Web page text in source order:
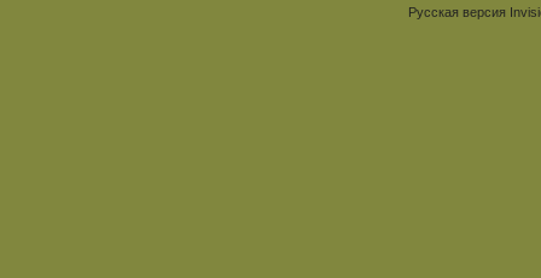
Русская версия